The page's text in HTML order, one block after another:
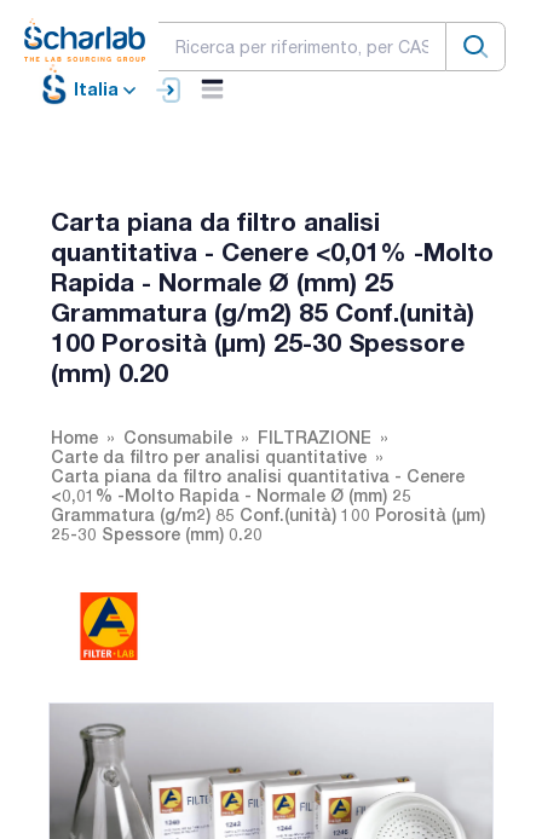
Italia
Carta piana da filtro analisi
quantitativa - Cenere <0,01% -Molto
Rapida - Normale Ø (mm) 25
Grammatura (g/m2) 85 Conf.(unità)
100 Porosità (µm) 25-30 Spessore
(mm) 0.20
Home Consumabile
FILTRAZIONE
Carte da filtro per analisi quantitative
Carta piana da filtro analisi quantitativa - Cenere
<0,01% -Molto Rapida - Normale Ø (mm) 25
Grammatura (g/m2) 85 Conf.(unità) 100 Porosità (µm)
25-30 Spessore (mm) 0.20